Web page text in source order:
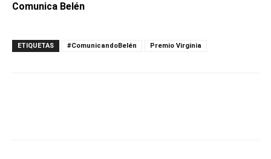
Comunica Belén
ETIQUETAS #ComunicandoBelén Premio Virginia